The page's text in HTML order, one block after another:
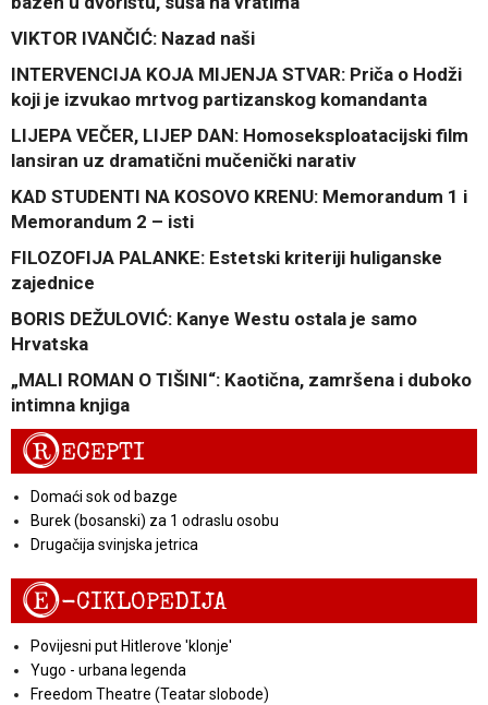
VIKTOR IVANČIĆ: Nazad naši
INTERVENCIJA KOJA MIJENJA STVAR: Priča o Hodži
koji je izvukao mrtvog partizanskog komandanta
LIJEPA VEČER, LIJEP DAN: Homoseksploatacijski film
lansiran uz dramatični mučenički narativ
KAD STUDENTI NA KOSOVO KRENU: Memorandum 1 i
Memorandum 2 – isti
FILOZOFIJA PALANKE: Estetski kriteriji huliganske
zajednice
BORIS DEŽULOVIĆ: Kanye Westu ostala je samo
Hrvatska
„MALI ROMAN O TIŠINI“: Kaotična, zamršena i duboko
intimna knjiga
RECEPTI
Domaći sok od bazge
Burek (bosanski) za 1 odraslu osobu
Drugačija svinjska jetrica
E-CIKLOPEDIJA
Povijesni put Hitlerove 'klonje'
Yugo - urbana legenda
Freedom Theatre (Teatar slobode)